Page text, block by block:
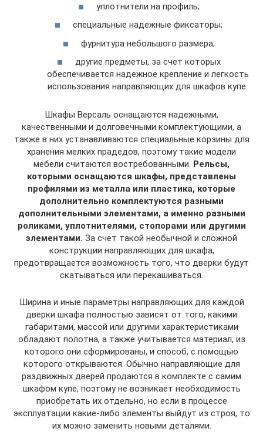
уплотнители на профиль;
специальные надежные фиксаторы;
фурнитура небольшого размера;
другие предметы, за счет которых
обеспечивается надежное крепление и легкость
использования направляющих для шкафов купе.
Шкафы Версаль оснащаются надежными,
качественными и долговечными комплектующими, а
также в них устанавливаются специальные корзины для
хранения мелких прадедов, поэтому такие модели
мебели считаются востребованными. Рельсы,
которыми оснащаются шкафы, представлены
профилями из металла или пластика, которые
дополнительно комплектуются разными
дополнительными элементами, а именно разными
роликами, уплотнителями, стопорами или другими
элементами. За счет такой необычной и сложной
конструкции направляющих для шкафа,
предотвращается возможность того, что дверки будут
скатываться или перекашиваться.
Ширина и иные параметры направляющих для каждой
дверки шкафа полностью зависят от того, какими
габаритами, массой или другими характеристиками
обладают полотна, а также учитывается материал, из
которого они сформированы, и способ, с помощью
которого открываются. Обычно направляющие для
раздвижных дверей продаются в комплекте с самим
шкафом купе, поэтому не возникает необходимость
приобретать их отдельно, но если в процессе
эксплуатации какие-либо элементы выйдут из строя, то
их можно заменить новыми деталями.